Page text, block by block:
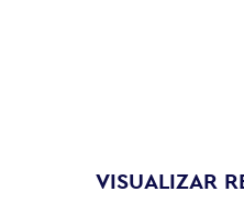
VISUALIZAR